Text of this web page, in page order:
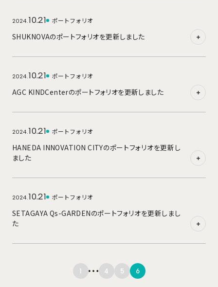
2024.10.21 ポートフォリオ
SHUKNOVAのポートフォリオを更新しました
2024.10.21 ポートフォリオ
AGC KINDCenterのポートフォリオを更新しました
2024.10.21 ポートフォリオ
HANEDA INNOVATION CITYのポートフォリオを更新し
ました
2024.10.21 ポートフォリオ
SETAGAYA Qs-GARDENのポートフォリオを更新しまし
た
1 4 5 6